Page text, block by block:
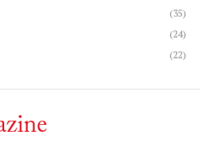
(35)
(24)
(22)